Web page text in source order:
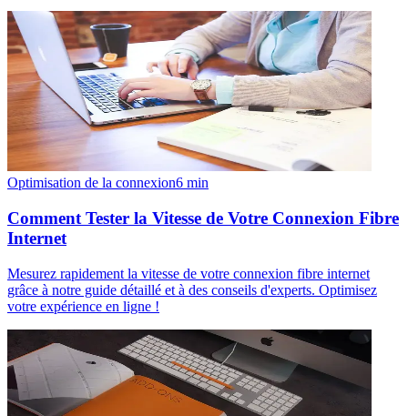
Optimisation de la connexion6 min
Comment Tester la Vitesse de Votre Connexion Fibre
Internet
Mesurez rapidement la vitesse de votre connexion fibre internet
grâce à notre guide détaillé et à des conseils d'experts. Optimisez
votre expérience en ligne !